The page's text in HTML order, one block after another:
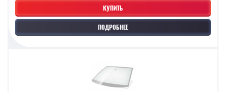
КУПИТЬ
ПОДРОБНЕЕ